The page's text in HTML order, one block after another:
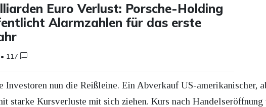
Euro Verlust: Porsche-Holding
Alarmzahlen für das erste
• 117
nun die Reißleine. Ein Abverkauf US-amerikanischer,
starke Kursverluste mit sich ziehen. Kurs nach Handelseröffnung